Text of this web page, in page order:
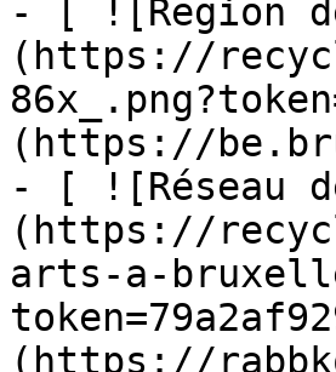
- [ ![Region
(https://
(https://
- [ ![Réseau
(https://
arts-a-
(https://